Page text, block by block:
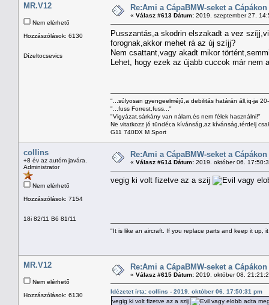
MR.V12
Nem elérhető
Hozzászólások: 6130
Dízeltocsevics
Re:Ami a CápaBMW-seket a
« Válasz #613 Dátum: 2019. szeptember 27.
Pusszantás,a skodrin elszakadt a vez
forognak,akkor mehet rá az új szíjj?
Nem csattant,vagy akadt mikor
Lehet, hogy ezek az újabb cuccok már nem
"...súlyosan gyengeelméjű,a debilitás határán áll,iq-ja
"...fuss Forrest,fuss..."
"Vigyázat,sárkány van nálam,és nem félek használni!"
Ne vitatkozz jó tündér,a kívánság,az kívánság,térdelj
G11 740DX M Sport
collins
+8 év az autóm javára.
Administrator
Nem elérhető
Hozzászólások: 7154
18i 82/11 B6 81/11
Re:Ami a CápaBMW-seket a
« Válasz #614 Dátum: 2019. október 06.
vegig ki volt fizetve az a szij vagy
"It is like an aircraft. If you replace parts and keep it up,
MR.V12
Nem elérhető
Hozzászólások: 6130
Re:Ami a CápaBMW-seket a
« Válasz #615 Dátum: 2019. október 08.
Idézetet írta: collins - 2019. október 06. 17:50:31 pm
vegig ki volt fizetve az a szij
vagy elobb adta